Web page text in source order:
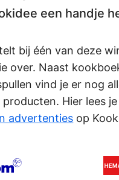
een handje
bij één van deze
over. Naast
vind je er nog
Hier lees
advertenties op